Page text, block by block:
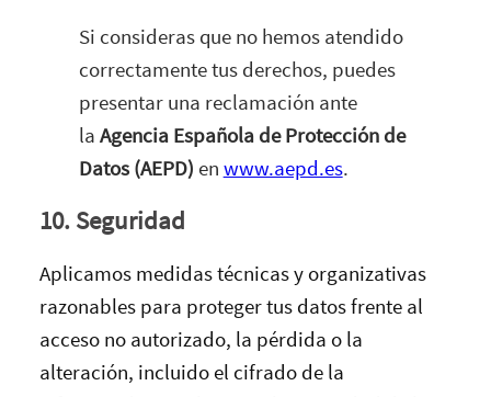
Si consideras que no hemos atendido
correctamente tus derechos, puedes
presentar una reclamación ante
la Agencia Española de Protección de
Datos (AEPD) en www.aepd.es.
10. Seguridad
Aplicamos medidas técnicas y organizativas
razonables para proteger tus datos frente al
acceso no autorizado, la pérdida o la
alteración, incluido el cifrado de la